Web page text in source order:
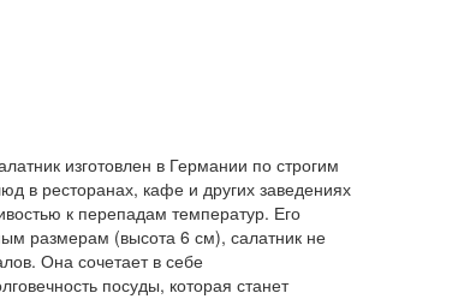
изготовлен в Германии по строгим
в ресторанах, кафе и других заведениях
к перепадам температур. Его
размерам (высота 6 см), салатник не
Она сочетает в себе
посуды, которая станет